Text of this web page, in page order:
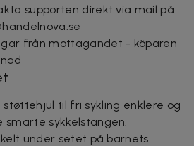
supporten direkt via mail på
från mottagandet - köparen
til fri sykling enklere og
sykkelstangen.
under setet på barnets